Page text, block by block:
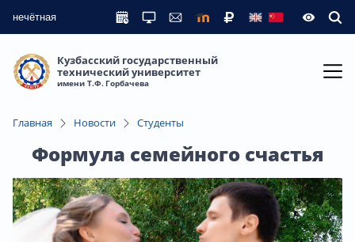
нечётная
Кузбасский государственный
технический университет
имени Т.Ф. Горбачева
Главная Новости Студенты
Формула семейного счастья